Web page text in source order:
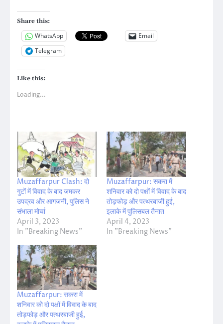
Share this:
WhatsApp
Email
Telegram
Like this:
Loading...
Muzaffarpur Clash: दो
गुटों में विवाद के बाद जमकर
उपद्रव और आगजनी, पुलिस ने
संभाला मोर्चा
April 3, 2023
In "Breaking News"
Muzaffarpur: सकरा में
शनिवार को दो पक्षों में विवाद के बाद
तोड़फोड़ और पत्थरबाजी हुई,
इलाके में पुलिसबल तैनात
April 4, 2023
In "Breaking News"
Muzaffarpur: सकरा में
शनिवार को दो पक्षों में विवाद के बाद
तोड़फोड़ और पत्थरबाजी हुई,